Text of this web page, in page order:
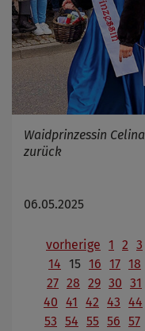
Waidprinzessin
zurück
06.05.2025
vorherige 1 2 3
14
15 16 17 18
27 28 29 30 31
40 41 42 43 44
53 54 55 56 57